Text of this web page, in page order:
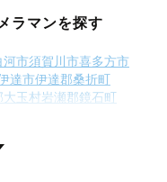
ラマンを探す
河市須賀川市喜多方市
達市伊達郡桑折町
大玉村岩瀬郡鏡石町
郡湯川村